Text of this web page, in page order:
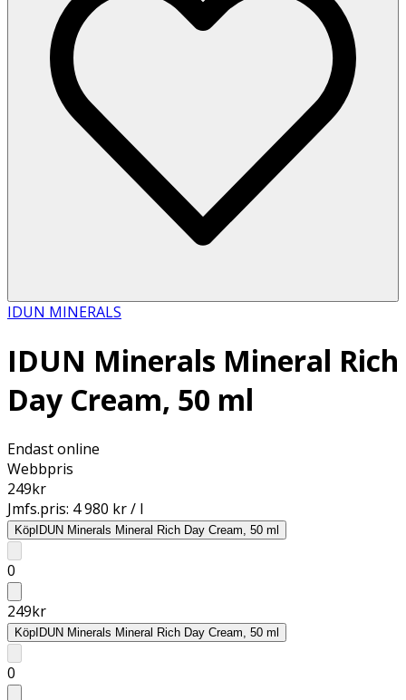
IDUN MINERALS
IDUN Minerals Mineral Rich
Day Cream, 50 ml
Endast online
Webbpris
249kr
Jmfs.pris: 4 980 kr / l
KöpIDUN Minerals Mineral Rich Day Cream, 50 ml
0
249kr
KöpIDUN Minerals Mineral Rich Day Cream, 50 ml
0